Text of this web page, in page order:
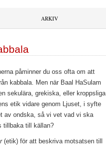
ARKIV
påminner du oss ofta om att
kabbala. Men när Baal HaSulam
sekulära, grekiska, eller kroppsliga
etik vidare genom Ljuset, i syfte
av ondska, så vi vet vad vi ska
tillbaka till källan?
(etik) för att beskriva motsatsen till